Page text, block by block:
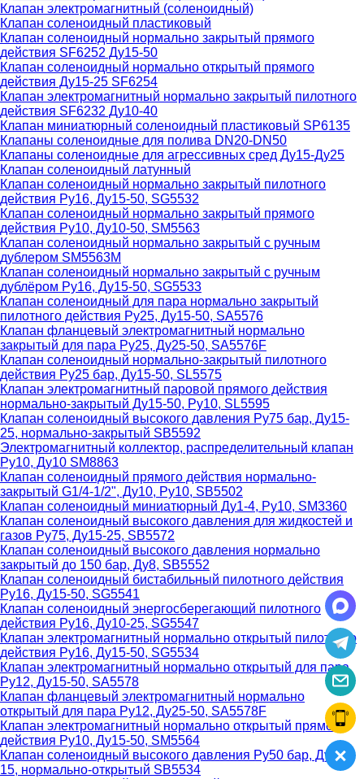
Клапан электромагнитный (соленоидный)
Клапан соленоидный пластиковый
Клапан соленоидный нормально закрытый прямого
действия SF6252 Ду15-50
Клапан соленоидный нормально открытый прямого
действия Ду15-25 SF6254
Клапан электромагнитный нормально закрытый пилотного
действия SF6232 Ду10-40
Клапан миниатюрный соленоидный пластиковый SP6135
Клапаны соленоидные для полива DN20-DN50
Клапаны соленоидные для агрессивных сред Ду15-Ду25
Клапан соленоидный латунный
Клапан соленоидный нормально закрытый пилотного
действия Ру16, Ду15-50, SG5532
Клапан соленоидный нормально закрытый прямого
действия Ру10, Ду10-50, SM5563
Клапан соленоидный нормально закрытый с ручным
дублером SM5563M
Клапан соленоидный нормально закрытый с ручным
дублёром Ру16, Ду15-50, SG5533
Клапан соленоидный для пара нормально закрытый
пилотного действия Ру25, Ду15-50, SA5576
Клапан фланцевый электромагнитный нормально
закрытый для пара Ру25, Ду25-50, SA5576F
Клапан соленоидный нормально-закрытый пилотного
действия Ру25 бар, Ду15-50, SL5575
Клапан электромагнитный паровой прямого действия
нормально-закрытый Ду15-50, Ру10, SL5595
Клапан соленоидный высокого давления Ру75 бар, Ду15-
25, нормально-закрытый SB5592
Электромагнитный коллектор, распределительный клапан
Ру10, Ду10 SM8863
Клапан соленоидный прямого действия нормально-
закрытый G1/4-1/2", Ду10, Ру10, SB5502
Клапан соленоидный миниатюрный Ду1-4, Ру10, SM3360
Клапан соленоидный высокого давления для жидкостей и
газов Ру75, Ду15-25, SB5572
Клапан соленоидный высокого давления нормально
закрытый до 150 бар, Ду8, SB5552
Клапан соленоидный бистабильный пилотного действия
Ру16, Ду15-50, SG5541
Клапан соленоидный энергосберегающий пилотного
действия Ру16, Ду10-25, SG5547
Клапан электромагнитный нормально открытый пилотного
действия Ру16, Ду15-50, SG5534
Клапан электромагнитный нормально открытый для пара
Ру12, Ду15-50, SA5578
Клапан фланцевый электромагнитный нормально
открытый для пара Ру12, Ду25-50, SA5578F
Клапан электромагнитный нормально открытый прямого
действия Ру10, Ду15-50, SM5564
Клапан соленоидный высокого давления Ру50 бар, Ду10-
15, нормально-открытый SB5534